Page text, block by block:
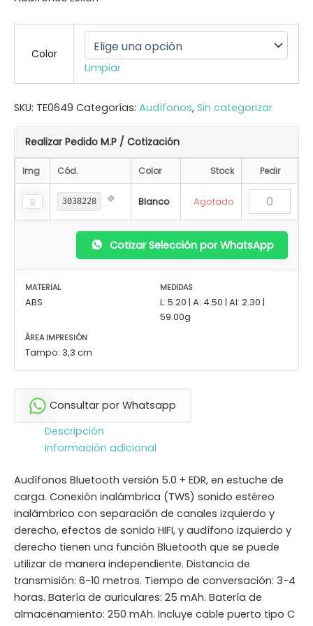
Color
Limpiar
SKU: TE0649 Categorías: Audífonos, Sin categorizar
Realizar Pedido M.P / Cotización
Img Cód. Color Stock Pedir
3038228 Blanco Agotado
Cotizar Selección por WhatsApp
MATERIAL
ABS
MEDIDAS
L: 5.20 | A: 4.50 | Al: 2.30 |
59.00g
ÁREA IMPRESIÓN
Tampo: 3,3 cm
Consultar por Whatsapp
Descripción
Información adicional
Audífonos Bluetooth versión 5.0 + EDR, en estuche de
carga. Conexión inalámbrica (TWS) sonido estéreo
inalámbrico con separación de canales izquierdo y
derecho, efectos de sonido HIFI, y audífono izquierdo y
derecho tienen una función Bluetooth que se puede
utilizar de manera independiente. Distancia de
transmisión: 6-10 metros. Tiempo de conversación: 3-4
horas. Batería de auriculares: 25 mAh. Batería de
almacenamiento: 250 mAh. Incluye cable puerto tipo C